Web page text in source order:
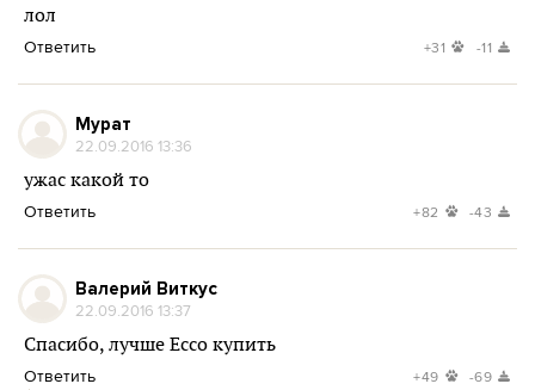
лол
Ответить +31 -11
Мурат
22.09.2016 13:36
ужас какой то
Ответить +82 -43
Валерий Виткус
22.09.2016 13:37
Спасибо, лучше Ecco купить
Ответить +49 -69